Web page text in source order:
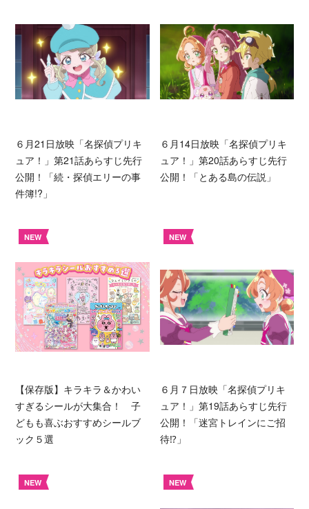
６月21日放映「名探偵プリキ
ュア！」第21話あらすじ先行
公開！「続・探偵エリーの事
件簿!?」
６月14日放映「名探偵プリキ
ュア！」第20話あらすじ先行
公開！「とある島の伝説」
NEW
【保存版】キラキラ＆かわい
すぎるシールが大集合！ 子
どもも喜ぶおすすめシールブ
ック５選
NEW
６月７日放映「名探偵プリキ
ュア！」第19話あらすじ先行
公開！「迷宮トレインにご招
待⁉︎」
NEW NEW